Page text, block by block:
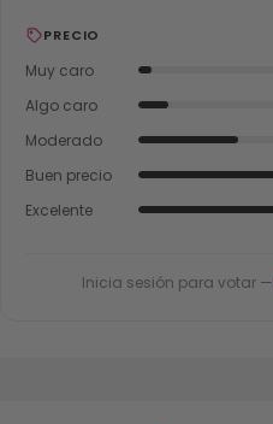
PRECIO
Muy caro
Algo caro
Moderado
Buen precio
Excelente
Inicia sesión para votar —